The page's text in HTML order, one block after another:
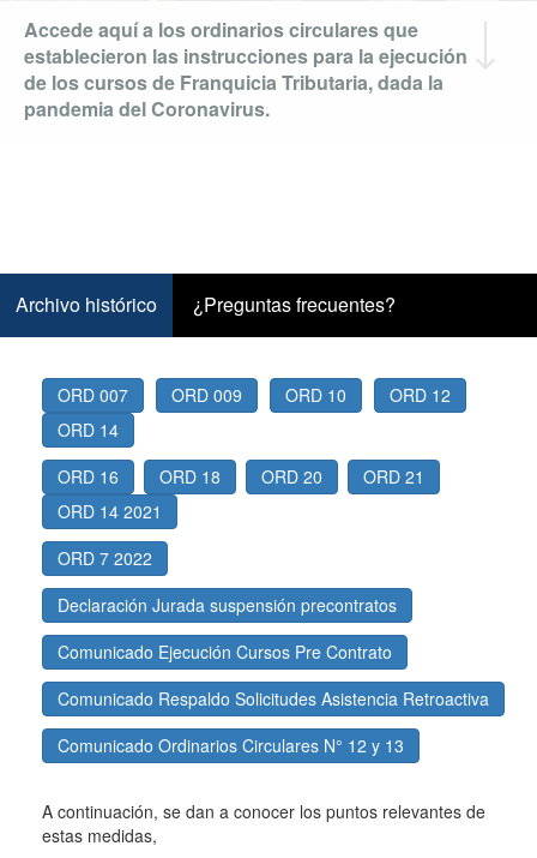
Accede aquí a los ordinarios circulares que
establecieron las instrucciones para la ejecución
de los cursos de Franquicia Tributaria, dada la
pandemia del Coronavirus.
Archivo histórico (solapa activa)
¿Preguntas frecuentes?
ORD 007 ORD 009 ORD 10
ORD 12
ORD 14
ORD 16
ORD 18 ORD 20
ORD 21
ORD 14 2021
ORD 7 2022
Declaración Jurada suspensión precontratos
Comunicado Ejecución Cursos Pre Contrato
Comunicado Respaldo Solicitudes Asistencia Retroactiva
Comunicado Ordinarios Circulares N° 12 y 13
A continuación, se dan a conocer los puntos relevantes de
estas medidas,